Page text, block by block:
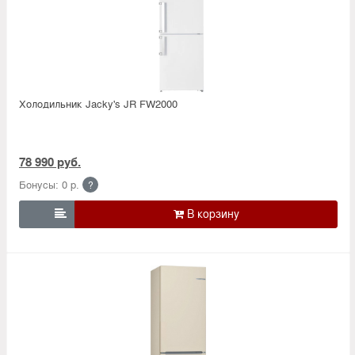
Холодильник Jacky's JR FW2000
78 990 руб.
Бонусы: 0 р. ?
